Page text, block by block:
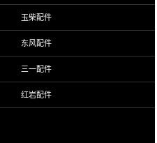
玉柴配件
东风配件
三一配件
红岩配件